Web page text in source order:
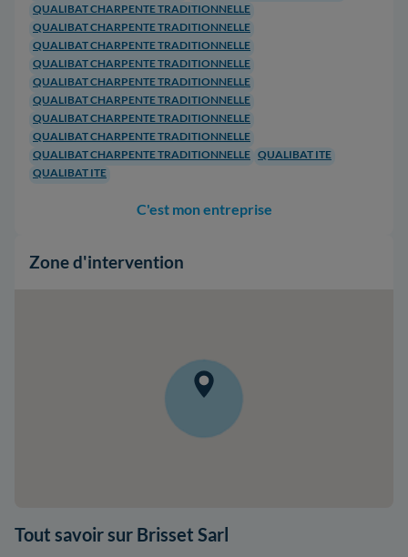
QUALIBAT CHARPENTE TRADITIONNELLE
QUALIBAT CHARPENTE TRADITIONNELLE
QUALIBAT CHARPENTE TRADITIONNELLE
QUALIBAT CHARPENTE TRADITIONNELLE
QUALIBAT CHARPENTE TRADITIONNELLE
QUALIBAT CHARPENTE TRADITIONNELLE
QUALIBAT CHARPENTE TRADITIONNELLE
QUALIBAT CHARPENTE TRADITIONNELLE
QUALIBAT CHARPENTE TRADITIONNELLE QUALIBAT ITE
QUALIBAT ITE
C'est mon entreprise
Zone d'intervention
Tout savoir sur Brisset Sarl